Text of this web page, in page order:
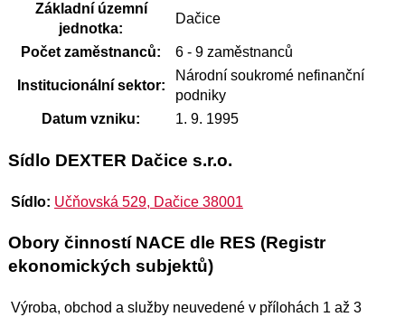
Základní územní
jednotka:
Dačice
Počet zaměstnanců: 6 - 9 zaměstnanců
Institucionální sektor:
Národní soukromé nefinanční
podniky
Datum vzniku:
1. 9. 1995
Sídlo DEXTER Dačice s.r.o.
Sídlo: Učňovská 529, Dačice 38001
Obory činností NACE dle RES (Registr
ekonomických subjektů)
Výroba, obchod a služby neuvedené v přílohách 1 až 3